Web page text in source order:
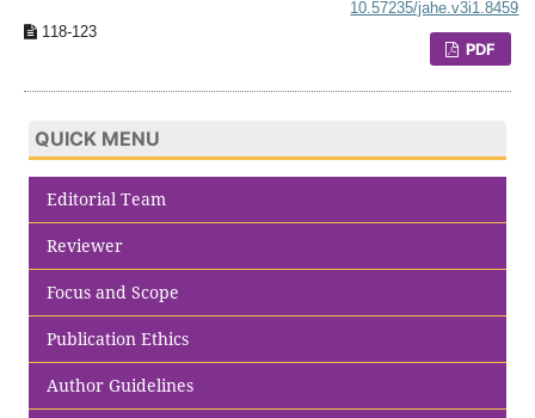
10.57235/jahe.v3i1.8459
118-123
PDF
QUICK MENU
Editorial Team
Reviewer
Focus and Scope
Publication Ethics
Author Guidelines